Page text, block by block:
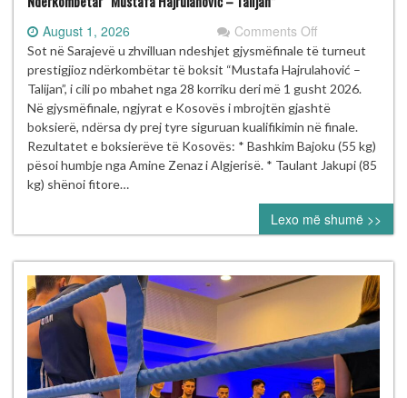
August 1, 2026 Comments Offon
Taulant
Jakupi
dhe
Riad
Isufi
sigurojnë
finalen
Turneun
Ndërkombëtar
“Mustafa
Hajrulahović
–
Sot në Sarajevë u zhvilluan ndeshjet gjysmëfinale të turneut
prestigjioz ndërkombëtar të boksit “Mustafa Hajrulahović –
Talijan”, i cili po mbahet nga 28 korriku deri më 1 gusht 2026.
Në gjysmëfinale, ngjyrat e Kosovës i mbrojtën gjashtë
boksierë, ndërsa dy prej tyre siguruan kualifikimin në finale.
Rezultatet e boksierëve të Kosovës: * Bashkim Bajoku (55 kg)
pësoi humbje nga Amine Zenaz i Algjerisë. * Taulant Jakupi (85
kg) shënoi fitore…
Lexo më shumë >>